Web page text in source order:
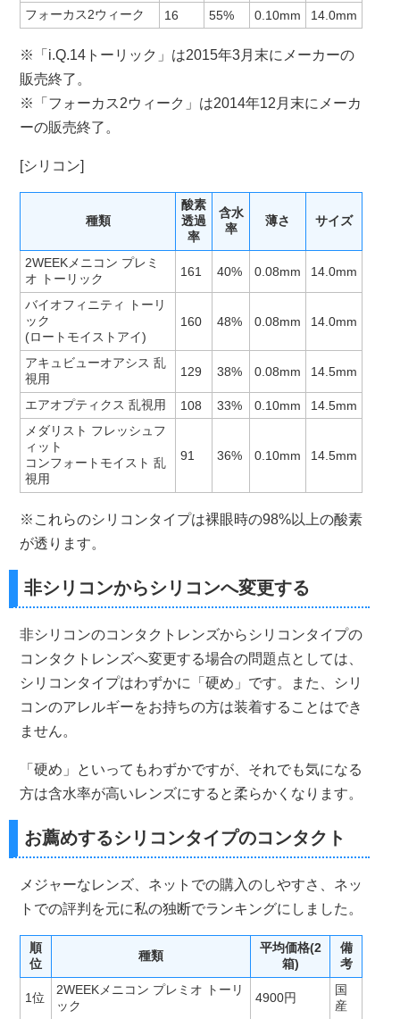
フォーカス2ウィーク 16 55% 0.10mm 14.0mm
※「i.Q.14トーリック」は2015年3月末にメーカーの
販売終了。
※「フォーカス2ウィーク」は2014年12月末にメーカ
ーの販売終了。
[シリコン]
種類
酸素
透過
率
含水
率
薄さ サイズ
2WEEKメニコン プレミ
オ トーリック
161 40% 0.08mm 14.0mm
バイオフィニティ トーリ
ック
(ロートモイストアイ)
160 48% 0.08mm 14.0mm
アキュビューオアシス 乱
視用
129 38% 0.08mm 14.5mm
エアオプティクス 乱視用 108 33% 0.10mm
14.5mm
メダリスト フレッシュフ
ィット
コンフォートモイスト 乱
視用
91 36% 0.10mm 14.5mm
※これらのシリコンタイプは裸眼時の98%以上の酸素
が透ります。
非シリコンからシリコンへ変更する
非シリコンのコンタクトレンズからシリコンタイプの
コンタクトレンズへ変更する場合の問題点としては、
シリコンタイプはわずかに「硬め」です。また、シリ
コンのアレルギーをお持ちの方は装着することはでき
ません。
「硬め」といってもわずかですが、それでも気になる
方は含水率が高いレンズにすると柔らかくなります。
お薦めするシリコンタイプのコンタクト
メジャーなレンズ、ネットでの購入のしやすさ、ネッ
トでの評判を元に私の独断でランキングにしました。
順
位
種類
平均価格(2
箱)
備
考
1位
2WEEKメニコン プレミオ トーリ
ック
4900円
国
産